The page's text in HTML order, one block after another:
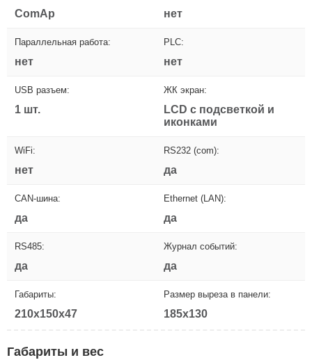
ComAp нет
Параллельная работа:
нет
PLC:
нет
USB разъем:
1 шт.
ЖК экран:
LCD с подсветкой и
иконками
WiFi:
нет
RS232 (com):
да
CAN-шина:
да
Ethernet (LAN):
да
RS485:
да
Журнал событий:
да
Габариты:
210x150x47
Размер выреза в панели:
185x130
Габариты и вес